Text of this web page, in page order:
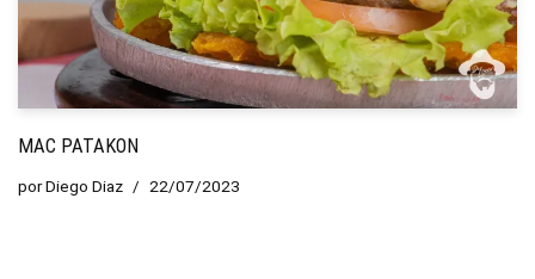
MAC PATAKON
porDiego Diaz 22/07/2023